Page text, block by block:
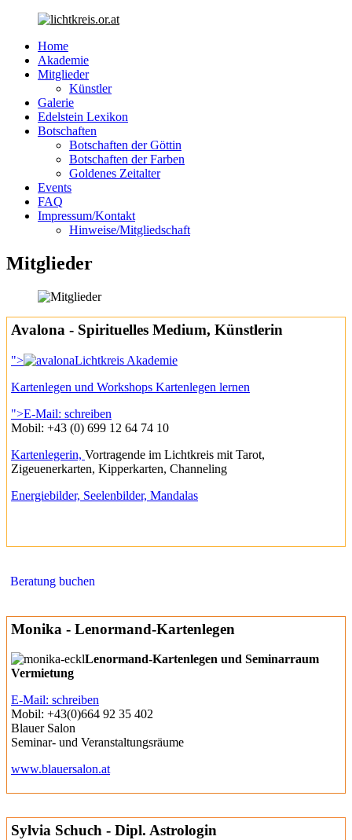
Suche
Home
Akademie
Mitglieder
Künstler
Galerie
Edelstein Lexikon
Botschaften
Botschaften der Göttin
Botschaften der Farben
Goldenes Zeitalter
Events
FAQ
Impressum/Kontakt
Hinweise/Mitgliedschaft
Menü
Mitglieder
Avalona - Spirituelles Medium, Künstlerin
">
Lichtkreis Akademie
Kartenlegen und Workshops Kartenlegen lernen
">E-Mail: schreiben
Mobil: +43 (0) 699 12 64 74 10
Kartenlegerin, Vortragende im Lichtkreis mit Tarot,
Zigeuenerkarten, Kipperkarten, Channeling
Energiebilder, Seelenbilder, Mandalas
Beratung buchen
Monika - Lenormand-Kartenlegen
Lenormand-Kartenlegen und Seminarraum
Vermietung
E-Mail: schreiben
Mobil: +43(0)664 92 35 402
Blauer Salon
Seminar- und Veranstaltungsräume
www.blauersalon.at
Sylvia Schuch - Dipl. Astrologin